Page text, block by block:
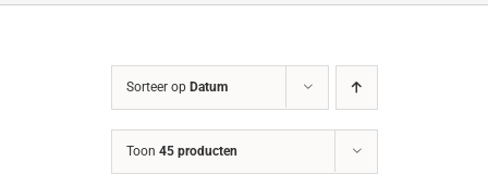
Sorteer op Datum
Toon 45 producten